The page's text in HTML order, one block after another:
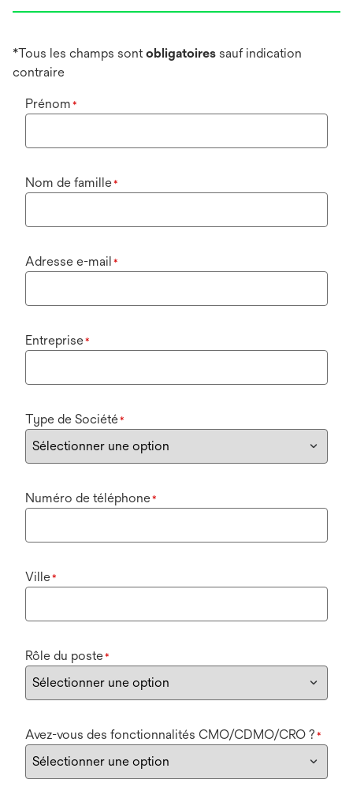
*Tous les champs sontobligatoires sauf indication
contraire
Prénom *
Nom de famille*
Adresse e-mail *
Entreprise*
Type de Société*
Numéro de téléphone*
Ville*
Rôle du poste*
Avez-vous des fonctionnalités CMO/CDMO/CRO ? *